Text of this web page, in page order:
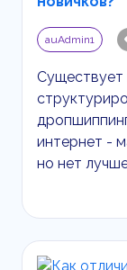
auAdmin1
Существует
интернет -
но нет